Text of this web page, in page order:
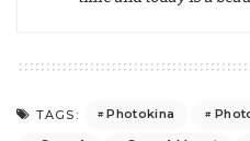
TAGS: Photokina